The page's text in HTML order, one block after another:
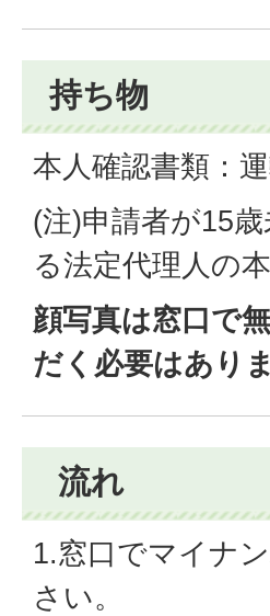
持ち物
本人確認書類：
(注)申請者が15
る法定代理人の
顔写真は窓口で
だく必要はあり
流れ
1.窓口でマイナ
さい。